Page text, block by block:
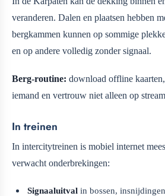
veranderen. Dalen en plaatsen hebben
bergkammen kunnen op sommige
en op andere volledig zonder signaal.
Berg-routine: download offline
iemand en vertrouw niet alleen op
In treinen
In intercitytreinen is mobiel internet
verwacht onderbrekingen:
Signaaluitval in bossen,